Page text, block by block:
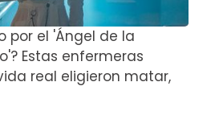
por el 'Ángel de la
Estas enfermeras
real eligieron matar,